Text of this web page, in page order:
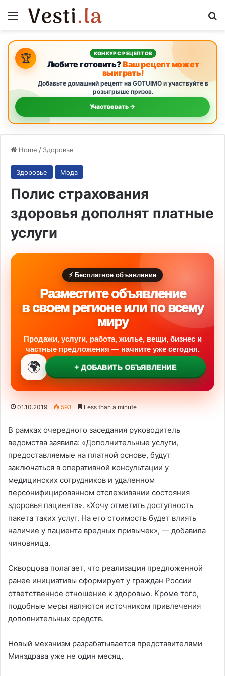
Menu
🏆 КОНКУРС РЕЦЕПТОВ
Любите готовить?Ваш рецепт может
выиграть!
Добавьте домашний рецепт на GOTUIMO и участвуйте в
розыгрыше призов.
Участвовать →
Home / Здоровье
Здоровье Мода
Полис страхования
здоровья дополнят платные
услуги
⚡ Бесплатное объявление
Разместите объявление
в своем регионе или по всему
миру
Продажи, услуги, работа, жилье, вещи, бизнес и
частные предложения — начните уже сегодня.
🌍 + ДОБАВИТЬ ОБЪЯВЛЕНИЕ
01.10.2019 593 Less than a minute
В рамках очередного заседания руководитель
ведомства заявила: «Дополнительные услуги,
предоставляемые на платной основе, будут
заключаться в оперативной консультации у
медицинских сотрудников и удаленном
персонифицированном отслеживании состояния
здоровья пациента». «Хочу отметить доступность
пакета таких услуг. На его стоимость будет влиять
наличие у пациента вредных привычек», — добавила
чиновница.
Скворцова полагает, что реализация предложенной
ранее инициативы сформирует у граждан России
ответственное отношение к здоровью. Кроме того,
подобные меры являются источником привлечения
дополнительных средств.
Новый механизм разрабатывается представителями
Минздрава уже не один месяц.